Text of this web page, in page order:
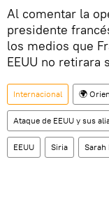
Al comentar la
presidente
los medios que
EEUU no retirara
Internacional 🌍
EEUU Siria Sarah